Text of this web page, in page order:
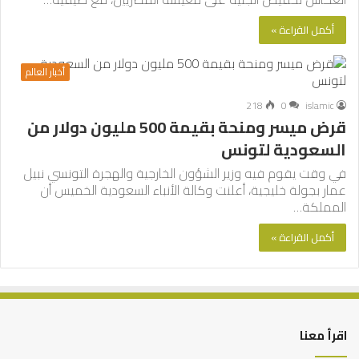
أكمل القراءة »
أخبار العالم
islamic
0
218
قرض ميسر ومنحة بقيمة 500 مليون دولار من
السعودية لتونس
في وقت يقوم فيه وزير الشؤون الخارجية والهجرة التونسي نبيل
عمار بجولة خليجية، أعلنت وكالة الأنباء السعودية الخميس أن
المملكة…
أكمل القراءة »
اقرأ معنا